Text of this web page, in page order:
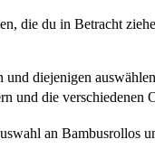
die du in Betracht
diejenigen
und die verschiedenen
an Bambusrollos